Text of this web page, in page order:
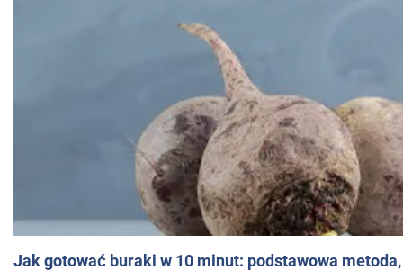
Jak gotować buraki w 10 minut: podstawowa